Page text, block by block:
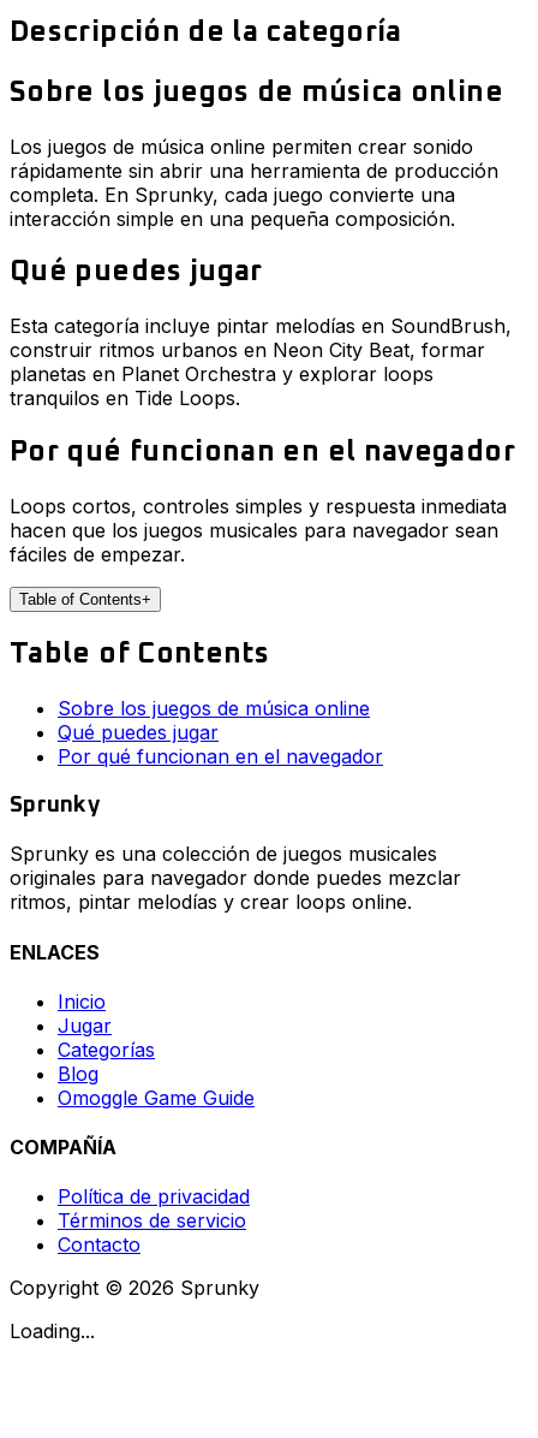
Descripción de la categoría
Sobre los juegos de música online
Los juegos de música online permiten crear sonido
rápidamente sin abrir una herramienta de producción
completa. En Sprunky, cada juego convierte una
interacción simple en una pequeña composición.
Qué puedes jugar
Esta categoría incluye pintar melodías en SoundBrush,
construir ritmos urbanos en Neon City Beat, formar
planetas en Planet Orchestra y explorar loops
tranquilos en Tide Loops.
Por qué funcionan en el navegador
Loops cortos, controles simples y respuesta inmediata
hacen que los juegos musicales para navegador sean
fáciles de empezar.
Table of Contents+
Table of Contents
Sobre los juegos de música online
Qué puedes jugar
Por qué funcionan en el navegador
Sprunky
Sprunky es una colección de juegos musicales
originales para navegador donde puedes mezclar
ritmos, pintar melodías y crear loops online.
ENLACES
Inicio
Jugar
Categorías
Blog
Omoggle Game Guide
COMPAÑÍA
Política de privacidad
Términos de servicio
Contacto
Copyright © 2026 Sprunky
Loading...